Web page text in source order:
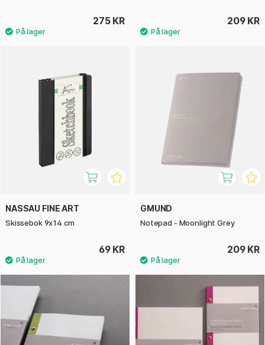
275 KR 209 KR
NASSAU FINE ART
Skissebok 9x14 cm
69 KR
GMUND
Notepad - Moonlight Grey
209 KR